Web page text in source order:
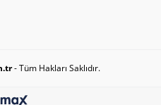
- Tüm Hakları Saklıdır.